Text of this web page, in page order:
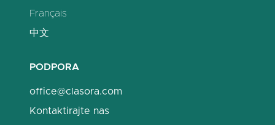
Français
中文
PODPORA
office@clasora.com
Kontaktirajte nas